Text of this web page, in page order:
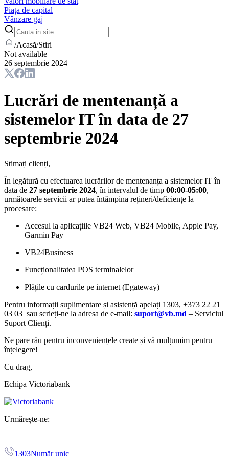
Piața de capital
Vânzare gaj
/Acasă/Stiri
Not available
26 septembrie 2024
Lucrări de mentenanță a
sistemelor IT în data de 27
septembrie 2024
Stimați clienți,
În legătură cu efectuarea lucrărilor de mentenanța a sistemelor IT în
data de 27 septembrie 2024, în intervalul de timp 00:00-05:00,
următoarele servicii ar putea întâmpina rețineri/deficiențe la
procesare:
Accesul la aplicațiile VB24 Web, VB24 Mobile, Apple Pay,
Garmin Pay
VB24Business
Funcționalitatea POS terminalelor
Plățile cu cardurile pe internet (Egateway)
Pentru informații suplimentare și asistență apelați 1303, +373 22 21
03 03 sau scrieți-ne la adresa de e-mail: suport@vb.md – Serviciul
Suport Clienți.
Ne pare rău pentru inconveniențele create și vă mulțumim pentru
înțelegere!
Cu drag,
Echipa Victoriabank
Urmărește-ne:
1303Număr unic